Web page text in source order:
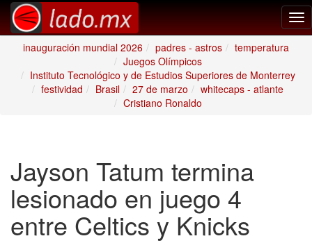
inauguración mundial 2026
padres - astros
temperatura
Juegos Olímpicos
Instituto Tecnológico y de Estudios Superiores de Monterrey
festividad
Brasil 27 de marzo
whitecaps - atlante
Cristiano Ronaldo
Jayson Tatum termina
lesionado en juego 4
entre Celtics y Knicks